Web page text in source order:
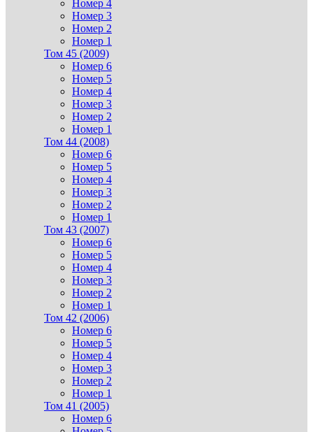
Номер 4
Номер 3
Номер 2
Номер 1
Том 45 (2009)
Номер 6
Номер 5
Номер 4
Номер 3
Номер 2
Номер 1
Том 44 (2008)
Номер 6
Номер 5
Номер 4
Номер 3
Номер 2
Номер 1
Том 43 (2007)
Номер 6
Номер 5
Номер 4
Номер 3
Номер 2
Номер 1
Том 42 (2006)
Номер 6
Номер 5
Номер 4
Номер 3
Номер 2
Номер 1
Том 41 (2005)
Номер 6